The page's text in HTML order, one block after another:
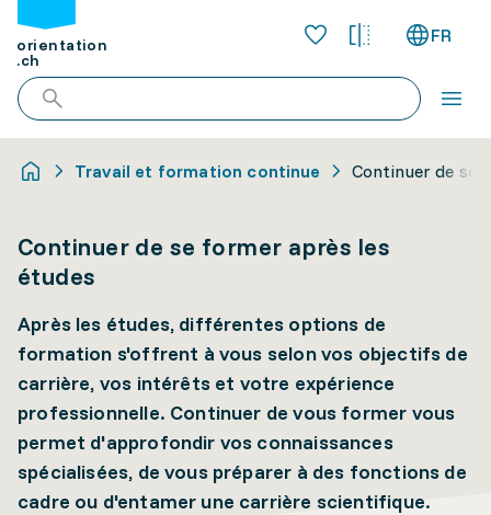
orientation
.ch
FR
Travail et formation continue Continuer de se
Continuer de se former après les
études
Après les études, différentes options de
formation s'offrent à vous selon vos objectifs de
carrière, vos intérêts et votre expérience
professionnelle. Continuer de vous former vous
permet d'approfondir vos connaissances
spécialisées, de vous préparer à des fonctions de
cadre ou d'entamer une carrière scientifique.